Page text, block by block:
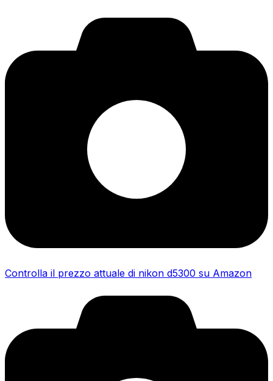
Controlla il prezzo attuale di nikon d5300 su Amazon